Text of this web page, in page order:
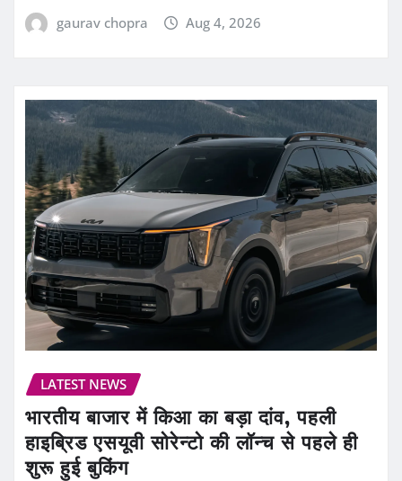
gaurav chopra Aug 4, 2026
LATEST NEWS
भारतीय बाजार में किआ का बड़ा दांव, पहली
हाइब्रिड एसयूवी सोरेन्टो की लॉन्च से पहले ही
शुरू हुई बुकिंग